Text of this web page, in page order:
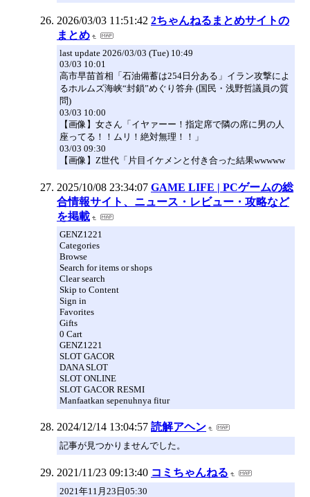
2026/03/03 11:51:42 2ちゃんねるまとめサイトの
まとめ
last update 2026/03/03 (Tue) 10:49
03/03 10:01
高市早苗首相「石油備蓄は254日分ある」イラン攻撃によ
るホルムズ海峡“封鎖”めぐり答弁 (国民・浅野哲議員の質
問)
03/03 10:00
【画像】女さん「イヤァーー！指定席で隣の席に男の人
座ってる！！ムリ！絶対無理！！」
03/03 09:30
【画像】Z世代「片目イケメンと付き合った結果wwwww
2025/10/08 23:34:07 GAME LIFE | PCゲームの総
合情報サイト、ニュース・レビュー・攻略など
を掲載
GENZ1221
Categories
Browse
Search for items or shops
Clear search
Skip to Content
Sign in
Favorites
Gifts
0 Cart
GENZ1221
SLOT GACOR
DANA SLOT
SLOT ONLINE
SLOT GACOR RESMI
Manfaatkan sepenuhnya fitur
2024/12/14 13:04:57 読解アヘン
記事が見つかりませんでした。
2021/11/23 09:13:40 コミちゃんねる
2021年11月23日05:30